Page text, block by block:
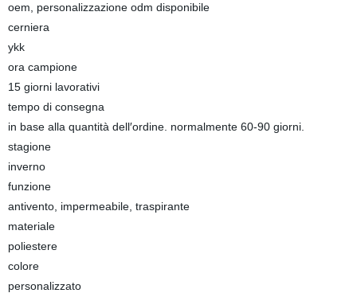
oem, personalizzazione odm disponibile
cerniera
ykk
ora campione
15 giorni lavorativi
tempo di consegna
in base alla quantità dell′ordine. normalmente 60-90 giorni.
stagione
inverno
funzione
antivento, impermeabile, traspirante
materiale
poliestere
colore
personalizzato